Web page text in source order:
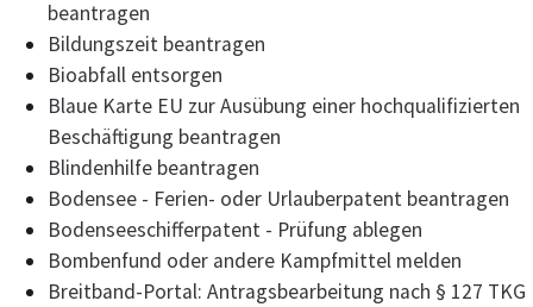
beantragen
Bildungszeit beantragen
Bioabfall entsorgen
Blaue Karte EU zur Ausübung einer hochqualifizierten
Beschäftigung beantragen
Blindenhilfe beantragen
Bodensee - Ferien- oder Urlauberpatent beantragen
Bodenseeschifferpatent - Prüfung ablegen
Bombenfund oder andere Kampfmittel melden
Breitband-Portal: Antragsbearbeitung nach § 127 TKG